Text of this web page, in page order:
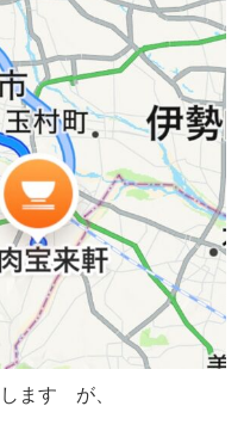
ます が、